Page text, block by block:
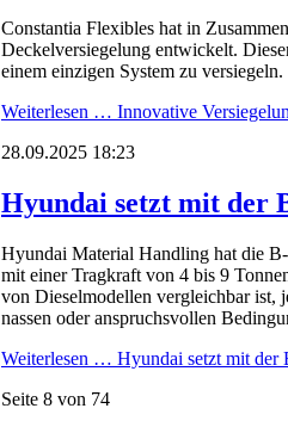
Constantia Flexibles hat in
Deckelversiegelung entwickelt.
einem einzigen System zu versiegeln.
Weiterlesen … Innovative
28.09.2025 18:23
Hyundai setzt mit der
Hyundai Material Handling hat die
mit einer Tragkraft von 4 bis 9
von Dieselmodellen vergleichbar ist,
nassen oder anspruchsvollen
Weiterlesen … Hyundai setzt mit der
Seite 8 von 74